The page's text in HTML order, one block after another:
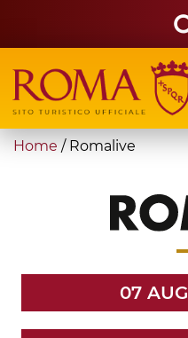
main
content
Search
form
Suche
You
Home / Romalive
07